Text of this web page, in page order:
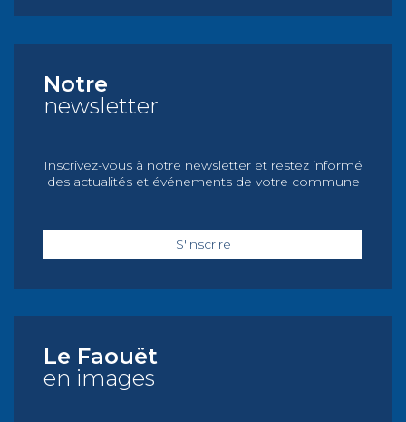
Notre
newsletter
Inscrivez-vous à notre newsletter et restez informé
des actualités et événements de votre commune
S'inscrire
Le Faouët
en images